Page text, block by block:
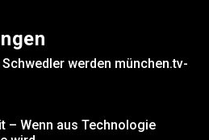
werden münchen.tv-
– Wenn aus Technologie